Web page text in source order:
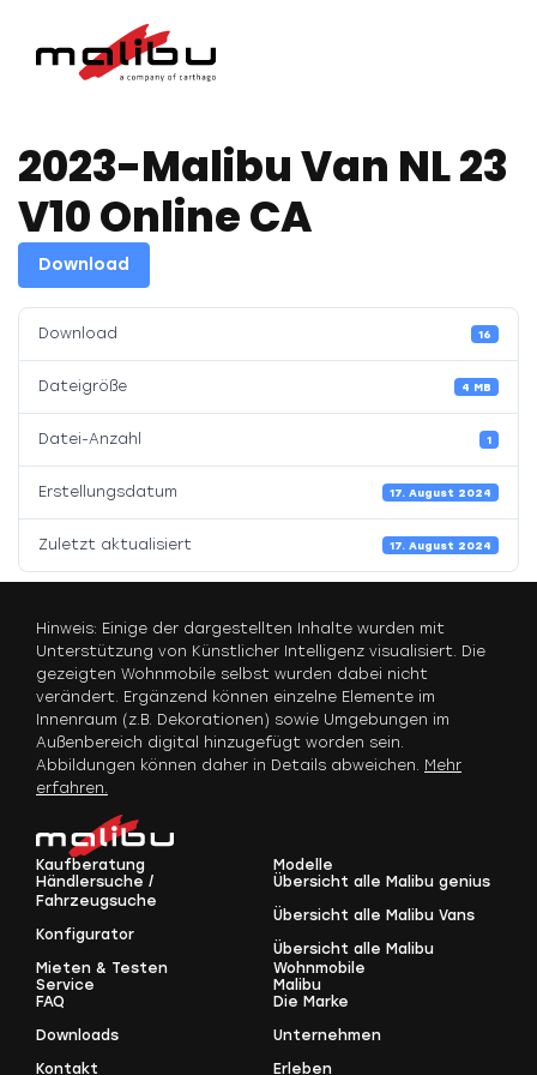
Download
Download 16
Dateigröße 4 MB
Datei-Anzahl 1
Erstellungsdatum 17. August 2024
Zuletzt aktualisiert 17. August 2024
2023-Malibu Van NL 23
V10 Online CA
Hinweis: Einige der dargestellten Inhalte wurden mit
Unterstützung von Künstlicher Intelligenz visualisiert. Die
gezeigten Wohnmobile selbst wurden dabei nicht
verändert. Ergänzend können einzelne Elemente im
Innenraum (z.B. Dekorationen) sowie Umgebungen im
Außenbereich digital hinzugefügt worden sein.
Abbildungen können daher in Details abweichen. Mehr
erfahren.
Kaufberatung
Händlersuche /
Fahrzeugsuche
Konfigurator
Mieten & Testen
Modelle
Übersicht alle Malibu genius
Übersicht alle Malibu Vans
Übersicht alle Malibu
Wohnmobile
Service
FAQ
Downloads
Kontakt
Malibu
Die Marke
Unternehmen
Erleben